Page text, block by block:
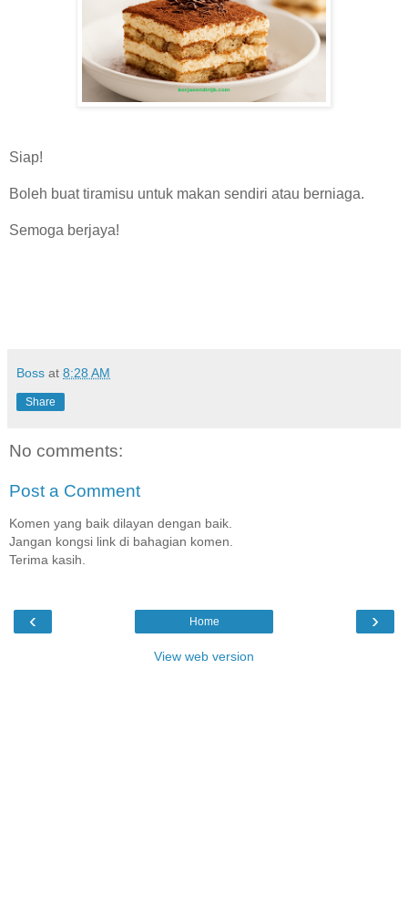
Siap!
Boleh buat tiramisu untuk makan sendiri atau berniaga.
Semoga berjaya!
Boss at 8:28 AM
Share
No comments:
Post a Comment
Komen yang baik dilayan dengan baik.
Jangan kongsi link di bahagian komen.
Terima kasih.
‹ ›
Home
View web version